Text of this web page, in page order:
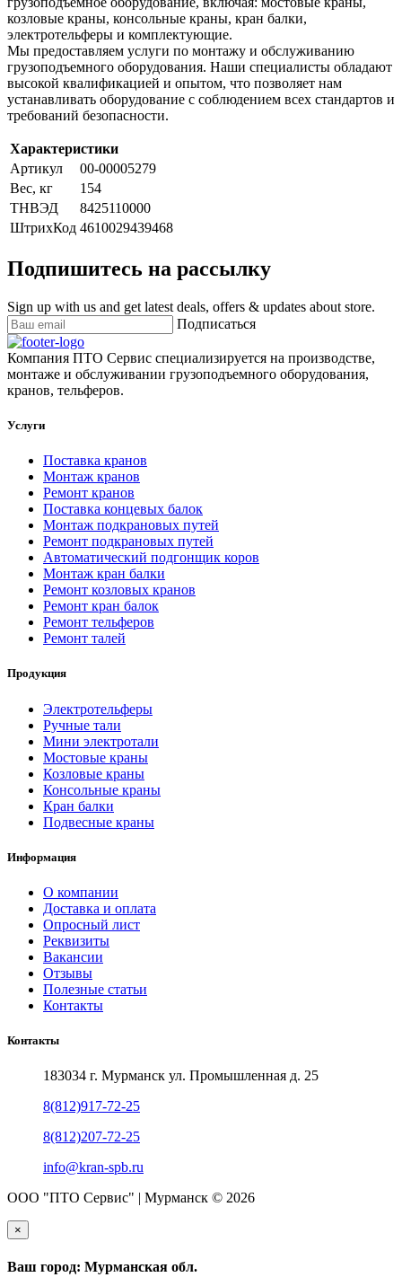
козловые краны, консольные краны, кран балки,
электротельферы и комплектующие.
Мы предоставляем услуги по монтажу и обслуживанию
грузоподъемного оборудования. Наши специалисты обладают
высокой квалификацией и опытом, что позволяет нам
устанавливать оборудование с соблюдением всех стандартов и
требований безопасности.
Характеристики
Артикул
00-00005279
Вес, кг
154
ТНВЭД
8425110000
ШтрихКод 4610029439468
Подпишитесь на рассылку
Sign up with us and get latest deals, offers & updates about store.
Подписаться
Компания ПТО Сервис специализируется на производстве,
монтаже и обслуживании грузоподъемного оборудования,
кранов, тельферов.
Услуги
Поставка кранов
Монтаж кранов
Ремонт кранов
Поставка концевых балок
Монтаж подкрановых путей
Ремонт подкрановых путей
Автоматический подгонщик коров
Монтаж кран балки
Ремонт козловых кранов
Ремонт кран балок
Ремонт тельферов
Ремонт талей
Продукция
Электротельферы
Ручные тали
Мини электротали
Мостовые краны
Козловые краны
Консольные краны
Кран балки
Подвесные краны
Информация
О компании
Доставка и оплата
Опросный лист
Реквизиты
Вакансии
Отзывы
Полезные статьи
Контакты
Контакты
183034 г. Мурманск ул. Промышленная д. 25
8(812)917-72-25
8(812)207-72-25
info@kran-spb.ru
ООО "ПТО Сервис" | Мурманск © 2026
×
Ваш город: Мурманская обл.